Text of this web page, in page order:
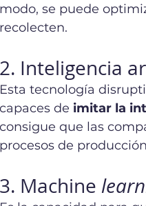
modo, se puede
recolecten.
2. Inteligencia
Esta tecnología
capaces de imitar la
consigue que las
procesos de
3. Machine